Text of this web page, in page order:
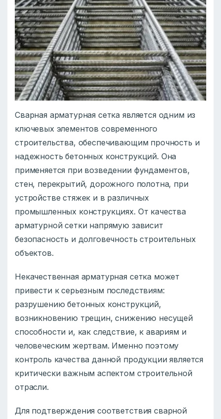
Сварная арматурная сетка является одним из
ключевых элементов современного
строительства, обеспечивающим прочность и
надежность бетонных конструкций. Она
применяется при возведении фундаментов,
стен, перекрытий, дорожного полотна, при
устройстве стяжек и в различных
промышленных конструкциях. От качества
арматурной сетки напрямую зависит
безопасность и долговечность строительных
объектов.
Некачественная арматурная сетка может
привести к серьезным последствиям:
разрушению бетонных конструкций,
возникновению трещин, снижению несущей
способности и, как следствие, к авариям и
человеческим жертвам. Именно поэтому
контроль качества данной продукции является
критически важным аспектом строительной
отрасли.
Для подтверждения соответствия сварной